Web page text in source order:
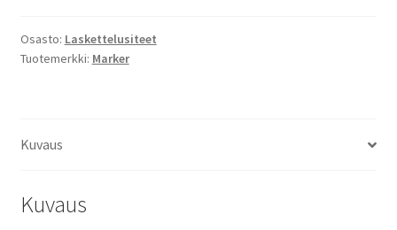
Osasto: Laskettelusiteet
Tuotemerkki: Marker
Kuvaus
Kuvaus